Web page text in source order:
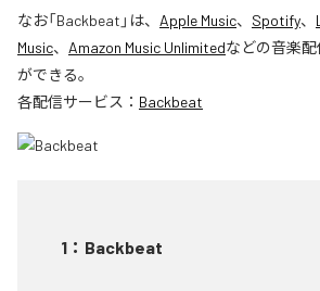
なお「Backbeat 」は、 Apple Music、 Spotify、
Music、 Amazon Music Unlimitedなどの音楽
ができる。
各配信サービス： Backbeat
1 ： Backbeat